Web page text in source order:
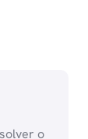
o